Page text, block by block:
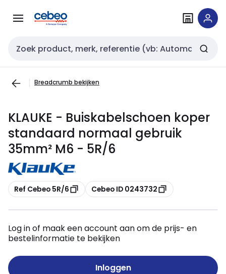
naar
naar
Zoekveld invoer
Breadcrumb bekijken
KLAUKE - Buiskabelschoen koper
standaard normaal gebruik
35mm² M6 - 5R/6
Kopiëren
Ref Cebeo 5R/6 Kopiëren
Cebeo ID 0243732
Log in of maak een account aan om de prijs- en
bestelinformatie te bekijken
Inloggen